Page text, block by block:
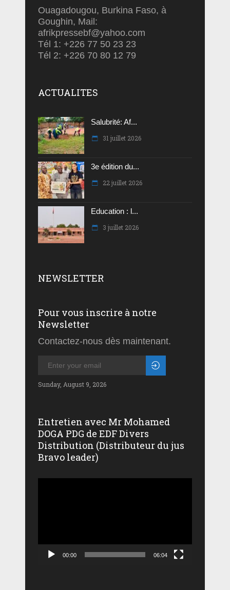
Ouagadougou, Burkina Faso, à
Goughin, Mail:
afrikpressebf@yahoo.com
Tél 1: +226 77 50 23 23
Tél 2: +226 70 80 12 79
ACTUALITES
Salubrité: Af...
31 juillet 2026
3e édition du...
22 juillet 2026
Education : l...
3 juillet 2026
NEWSLETTER
Pour vous inscrire à notre
Newsletter
Contactez-nous dès maintenant.
Sunday, August 9, 2026
Entretien avec Mr Mohamed
DOGA PDG de EDF Divers
Distribution (Distributeur du jus
Bravo leader)
00:00 06:04